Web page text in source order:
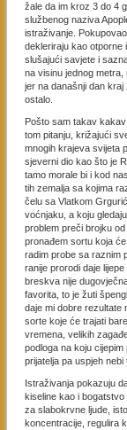
žale da im kroz 3 do 4
službenog naziva
istraživanje.
dekleriraju kao otporne
slušajući savjete i
na visinu jednog
jer na današnji dan kraj
ostalo.
Pošto sam takav
tom pitanju, križajući
mnogih krajeva svijeta
sjeverni dio kao što je
tamo morale bi i kod
tih zemalja sa kojima
čelu sa Vlatkom
voćnjaku, a koju
problem preči brojku
pronađem sortu koja
radim probe sa raznim
ranije prorodi daje
breskva nije
favorita, to je žuti
daje mi dobre rezultate
sorte koje će trajati
vremena, velikih
podloga na koju
prijatelja pa uspjeh nebi
Istraživanja pokazuju
kiseline kao i
za slabokrvne ljude,
koncentracije, regulira